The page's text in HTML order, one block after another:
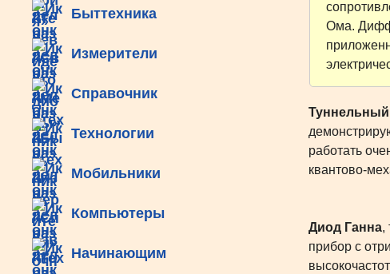
Ома.
работать
квантово-
Диод Ганна,
прибор с
Быттехника
Измерители
Справочник
Технологии
Мобильники
Компьютеры
Начинающим